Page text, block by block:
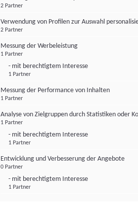
2 Partner
Verwendung von Profilen zur Auswahl
2 Partner
Messung der Werbeleistung
1 Partner
- mit berechtigtem Interesse
1 Partner
Messung der Performance von Inhalten
1 Partner
Analyse von Zielgruppen durch Statistiken oder
1 Partner
- mit berechtigtem Interesse
1 Partner
Entwicklung und Verbesserung der Angebote
0 Partner
- mit berechtigtem Interesse
1 Partner